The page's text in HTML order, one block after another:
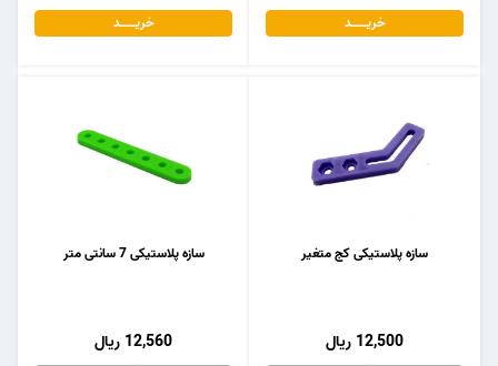
خریـــــــد خریـــــــد
سازه پلاستیکی 7 سانتی متر
12,560 ریال
سازه پلاستیکی کج متغیر
12,500 ریال